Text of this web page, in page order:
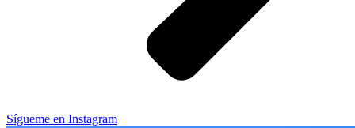
Sígueme en Instagram